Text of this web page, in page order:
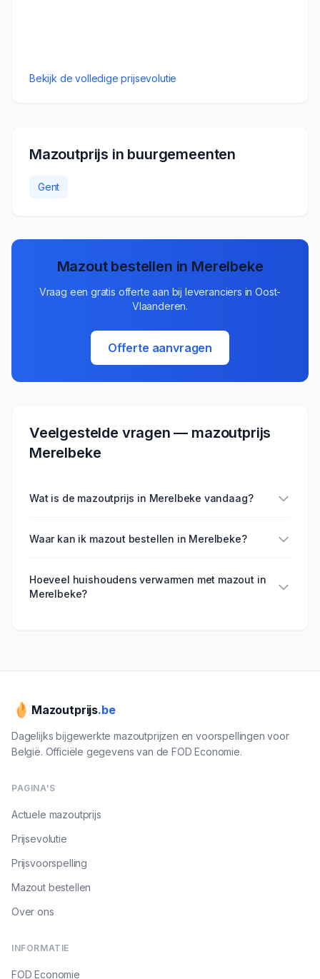
Bekijk de volledige prijsevolutie
Mazoutprijs in buurgemeenten
Gent
Mazout bestellen in Merelbeke
Vraag een gratis offerte aan bij leveranciers inOost-
Vlaanderen.
Offerte aanvragen
Veelgestelde vragen — mazoutprijs
Merelbeke
Wat is de mazoutprijs in Merelbeke vandaag?
Waar kan ik mazout bestellen in Merelbeke?
Hoeveel huishoudens verwarmen met mazout in
Merelbeke?
Mazoutprijs.be
Dagelijks bijgewerkte mazoutprijzen en voorspellingen voor
België. Officiële gegevens van de FOD Economie.
PAGINA'S
Actuele mazoutprijs
Prijsevolutie
Prijsvoorspelling
Mazout bestellen
Over ons
INFORMATIE
FOD Economie